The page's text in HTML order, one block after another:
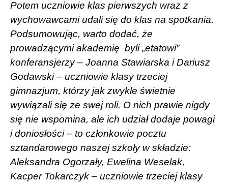
Potem uczniowie klas pierwszych wraz z
wychowawcami udali się do klas na spotkania.
Podsumowując, warto dodać, że
prowadzącymi akademię byli „etatowi”
konferansjerzy – Joanna Stawiarska i Dariusz
Godawski – uczniowie klasy trzeciej
gimnazjum, którzy jak zwykle świetnie
wywiązali się ze swej roli. O nich prawie nigdy
się nie wspomina, ale ich udział dodaje powagi
i doniosłości – to członkowie pocztu
sztandarowego naszej szkoły w składzie:
Aleksandra Ogorzały, Ewelina Weselak,
KacperTokarczyk – uczniowie trzeciej klasy